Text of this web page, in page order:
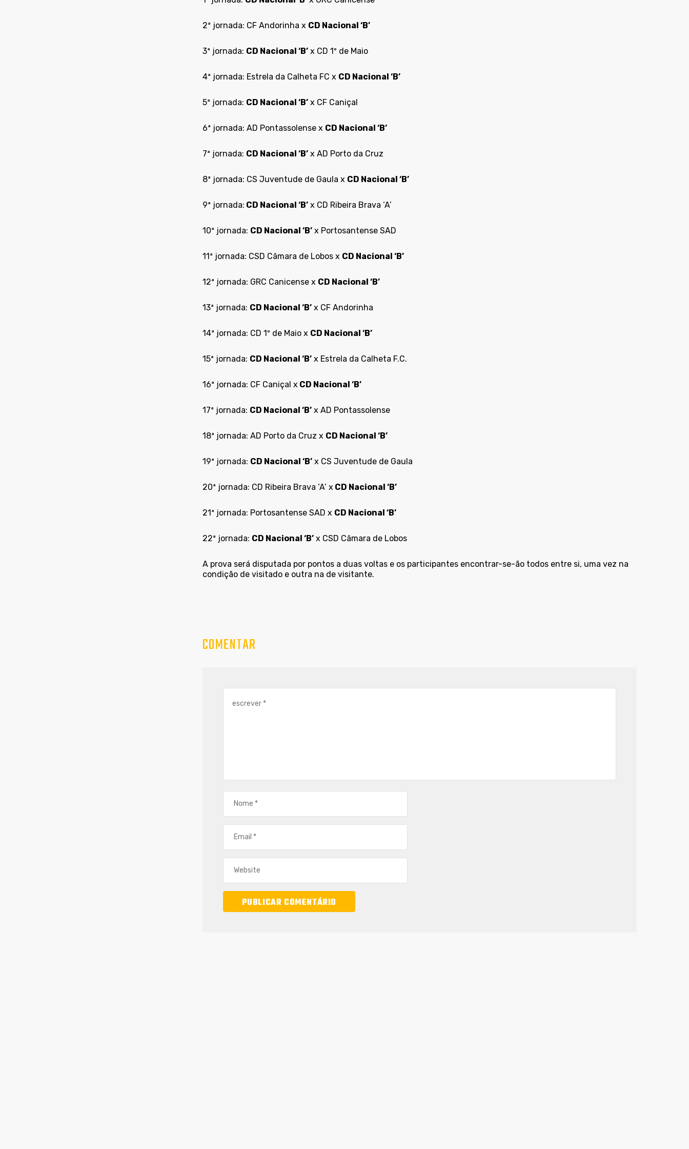
2ª jornada: CF Andorinha x CD Nacional ‘B’
3ª jornada: CD Nacional ‘B’x CD 1º de Maio
4ª jornada: Estrela da Calheta FC x CD Nacional ‘B’
5ª jornada: CD Nacional ‘B’x CF Caniçal
6ª jornada: AD Pontassolense x CD Nacional ‘B’
7ª jornada: CD Nacional ‘B’x AD Porto da Cruz
8ª jornada: CS Juventude de Gaula x CD Nacional ‘B’
9ª jornada: CD Nacional ‘B’x CD Ribeira Brava ‘A’
10ª jornada: CD Nacional ‘B’x Portosantense SAD
11ª jornada: CSD Câmara de Lobos x CD Nacional ‘B’
12ª jornada: GRC Canicense x CD Nacional ‘B’
13ª jornada: CD Nacional ‘B’x CF Andorinha
14ª jornada: CD 1º de Maio x CD Nacional ‘B’
15ª jornada: CD Nacional ‘B’x Estrela da Calheta F.C.
16ª jornada: CF Caniçal x CD Nacional ‘B’
17ª jornada: CD Nacional ‘B’x AD Pontassolense
18ª jornada: AD Porto da Cruz x CD Nacional ‘B’
19ª jornada: CD Nacional ‘B’x CS Juventude de Gaula
20ª jornada: CD Ribeira Brava ‘A’ x CD Nacional ‘B’
21ª jornada: Portosantense SAD x CD Nacional ‘B’
22ª jornada: CD Nacional ‘B’x CSD Câmara de Lobos
A prova será disputada por pontos a duas voltas e os participantes encontrar-se-ão todos entre si, uma vez na
condição de visitado e outra na de visitante.
COMENTAR